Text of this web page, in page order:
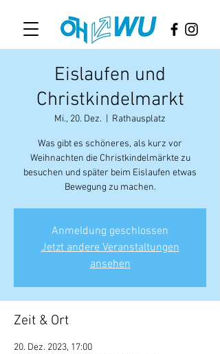
Eislaufen und
Christkindelmarkt
Mi., 20. Dez. Rathausplatz
Was gibt es schöneres, als kurz vor
Weihnachten die Christkindelmärkte zu
besuchen und später beim Eislaufen etwas
Bewegung zu machen.
Anmeldung geschlossen
Jetzt andere Veranstaltungen
ansehen
Zeit & Ort
20. Dez. 2023, 17:00